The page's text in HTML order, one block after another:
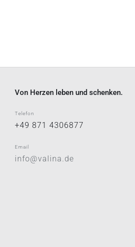
Von Herzen leben und schenken.
Telefon
+49 871 4306877
Email
info@valina.de